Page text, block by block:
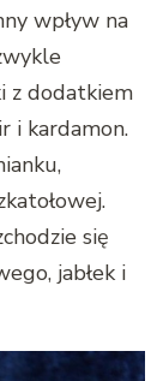
wpływ na
z dodatkiem
i kardamon.
się
jabłek i